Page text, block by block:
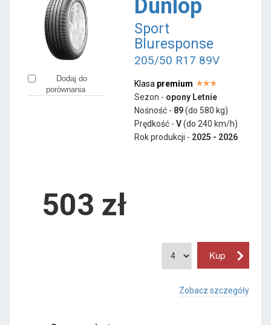
Dodaj do
porównania
Dunlop
Sport
Bluresponse
205/50 R17 89V
Klasa premium
Sezon - opony Letnie
Nośność - 89(do 580 kg)
Prędkość - V(do 240 km/h)
Rok produkcji - 2025 - 2026
503 zł
Zobacz szczegóły